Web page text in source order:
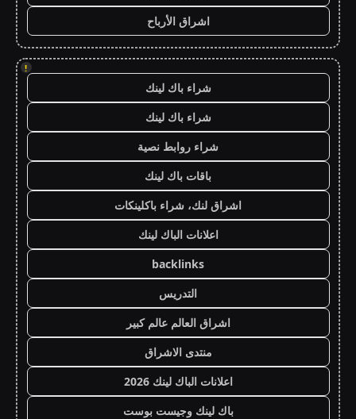
اشراق الأرباح
!
شراء باك لينك
شراء باك لينك
شراء روابط نصية
باقات باك لينك
اشراق لنك، شراء باكلينكات
اعلانات الباك لينك
backlinks
التدريس
اشراق العالم عالم كبير
منتدى الاشراق
اعلانات الباك لينك 2026
باك لينك وجيست بوست